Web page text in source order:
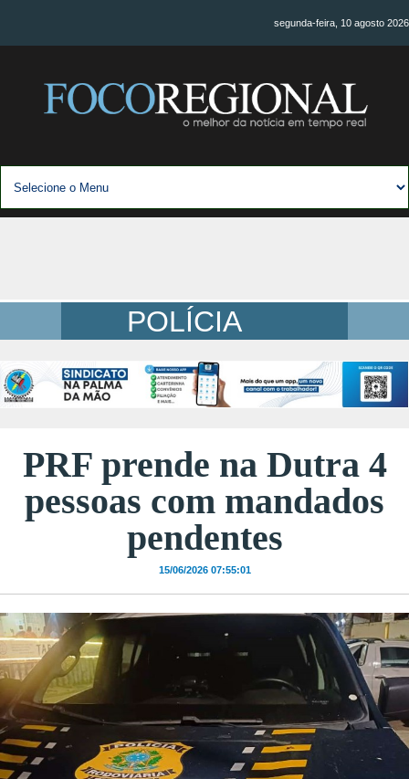
segunda-feira, 10 agosto 2026
POLÍCIA
PRF prende na Dutra 4
pessoas com mandados
pendentes
15/06/2026 07:55:01